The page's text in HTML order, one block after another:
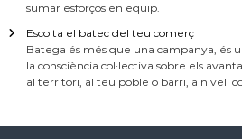
sumar esforços en equip.
Escolta el batec del teu comerç
Batega és més que una campanya, és
la consciència col·lectiva sobre els
al territori, al teu poble o barri, a nivell